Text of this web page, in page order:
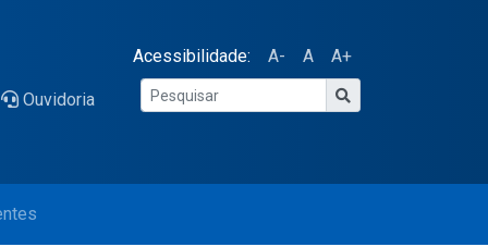
Acessibilidade: A- A A+
Ouvidoria